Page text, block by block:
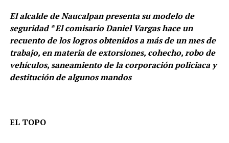
El alcalde de Naucalpan presenta su modelo de
seguridad * El comisario Daniel Vargas hace un
recuento de los logros obtenidos a más de un mes de
trabajo, en materia de extorsiones, cohecho, robo de
vehículos, saneamiento de la corporación policiaca y
destitución de algunos mandos
EL TOPO